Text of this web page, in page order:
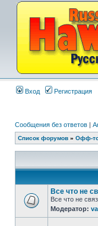
Вход Регистрация
Сообщения без ответов |
Список форумов » Офф-
Все что не
Все что не
Модератор: